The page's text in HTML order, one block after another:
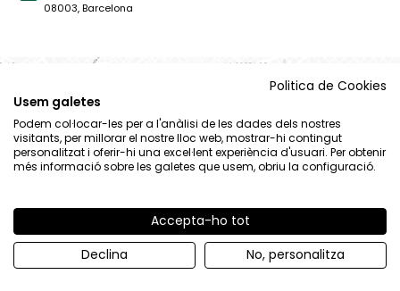
08003, Barcelona
Avís Legal Política de privacitat | Política de cookies
By 100x100.net
Politica de Cookies
Usem galetes
Podem col·locar-les per a l'anàlisi de les dades dels nostres
visitants, per millorar el nostre lloc web, mostrar-hi contingut
personalitzat i oferir-hi una excel·lent experiència d'usuari. Per obtenir
més informació sobre les galetes que usem, obriu la configuració.
Accepta-ho tot
Declina
No, personalitza